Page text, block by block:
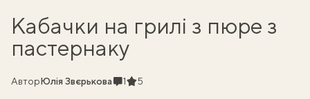
Кабачки на грилі з пюре з
пастернаку
АвторЮлія ЗвєрьковаКоментарі
1Рейтинг
5